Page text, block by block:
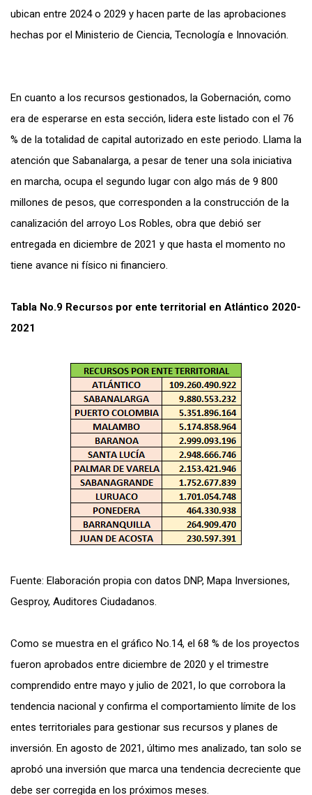
ubican entre 2024 o 2029 y hacen parte de las aprobaciones
hechas por el Ministerio de Ciencia, Tecnología e Innovación.
En cuanto a los recursos gestionados, la Gobernación, como
era de esperarse en esta sección, lidera este listado con el 76
% de la totalidad de capital autorizado en este periodo. Llama la
atención que Sabanalarga, a pesar de tener una sola iniciativa
en marcha, ocupa el segundo lugar con algo más de 9 800
millones de pesos, que corresponden a la construcción de la
canalización del arroyo Los Robles, obra que debió ser
entregada en diciembre de 2021 y que hasta el momento no
tiene avance ni físico ni financiero.
Tabla No.9 Recursos por ente territorial en Atlántico 2020-
2021
Fuente: Elaboración propia con datos DNP, Mapa Inversiones,
Gesproy, Auditores Ciudadanos.
Como se muestra en el gráfico No.14, el 68 % de los proyectos
fueron aprobados entre diciembre de 2020 y el trimestre
comprendido entre mayo y julio de 2021, lo que corrobora la
tendencia nacional y confirma el comportamiento límite de los
entes territoriales para gestionar sus recursos y planes de
inversión. En agosto de 2021, último mes analizado, tan solo se
aprobó una inversión que marca una tendencia decreciente que
debe ser corregida en los próximos meses.